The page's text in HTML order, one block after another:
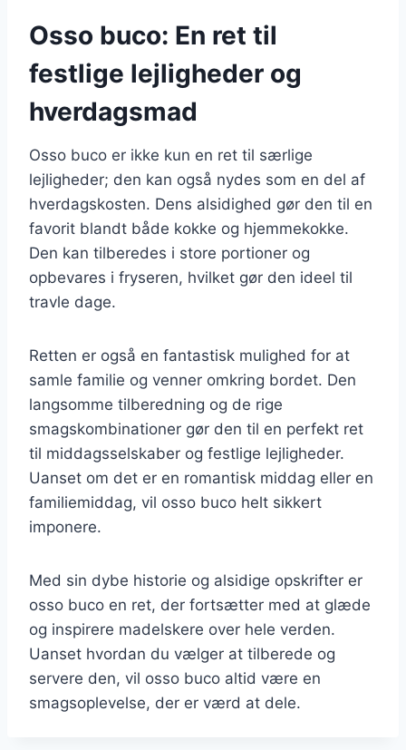
Osso buco: En ret til
festlige lejligheder og
hverdagsmad
Osso buco er ikke kun en ret til særlige
lejligheder; den kan også nydes som en del af
hverdagskosten. Dens alsidighed gør den til en
favorit blandt både kokke og hjemmekokke.
Den kan tilberedes i store portioner og
opbevares i fryseren, hvilket gør den ideel til
travle dage.
Retten er også en fantastisk mulighed for at
samle familie og venner omkring bordet. Den
langsomme tilberedning og de rige
smagskombinationer gør den til en perfekt ret
til middagsselskaber og festlige lejligheder.
Uanset om det er en romantisk middag eller en
familiemiddag, vil osso buco helt sikkert
imponere.
Med sin dybe historie og alsidige opskrifter er
osso buco en ret, der fortsætter med at glæde
og inspirere madelskere over hele verden.
Uanset hvordan du vælger at tilberede og
servere den, vil osso buco altid være en
smagsoplevelse, der er værd at dele.